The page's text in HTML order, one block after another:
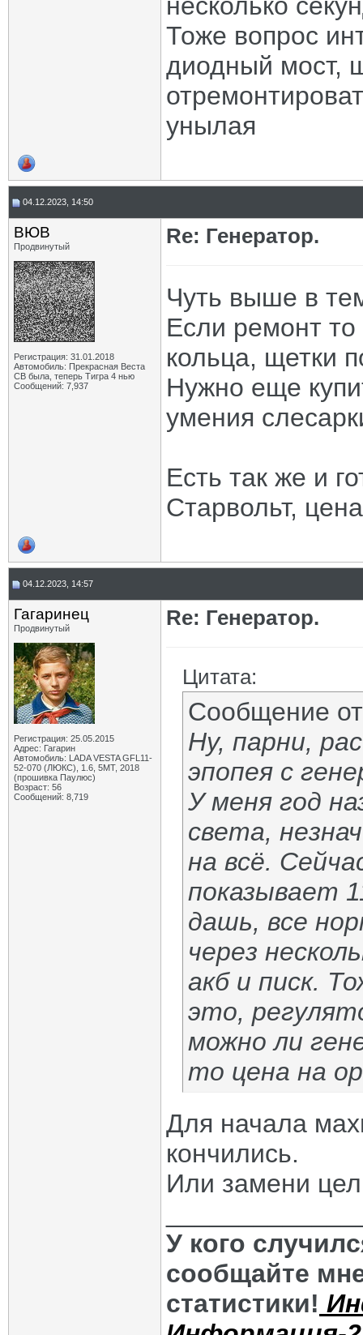
Тоже вопрос
диодный мост,
унылая
04.12.2023, 14:50
ВЮВ
Продвинутый
Регистрация: 31.01.2018
Автомобиль: Прекрасная Веста
СВ была, теперь Тигра 4 нью
Сообщений: 7,937
Re: Генератор.
Чуть выше в
Если ремонт
кольца, щетки
Нужно еще
умения
Есть так же и
Старвольт,
04.12.2023, 14:57
Гагаринец
Продвинутый
Регистрация: 25.05.2015
Адрес: Гагарин
Автомобиль: LADA VESTA GFL11-
52-070 (ЛЮКС), 1.6, 5МТ, 2018
(прошивка Паулюс)
Возраст: 56
Сообщений: 8,719
Re: Генератор.
Цитата:
Сообщение
Ну, парни,
эпопея с
У меня год
света,
на всё.
показывает
дашь, все
через
акб и писк.
это,
можно ли
то цена на
Для начала
кончились.
Или замени
У кого
сообщайте
статистики!